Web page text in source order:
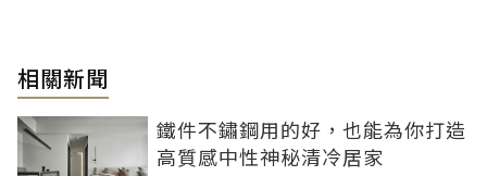
相關新聞
鐵件不鏽鋼用的好，也能為你打造
高質感中性神秘清冷居家